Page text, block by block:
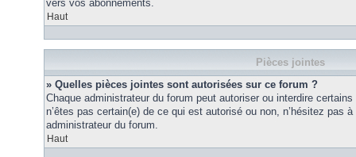
vers vos abonnements.
Haut
Pièces jointes
» Quelles pièces jointes sont autorisées sur ce forum ?
Chaque administrateur du forum peut autoriser ou interdire
n’êtes pas certain(e) de ce qui est autorisé ou non, n’hésitez pas
administrateur du forum.
Haut